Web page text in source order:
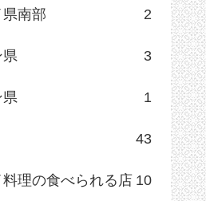
南部 2
県 3
県 1
43
理の食べられる店 10